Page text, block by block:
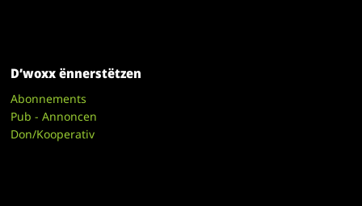
D’woxx ënnerstëtzen
Abonnements
Pub - Annoncen
Don/Kooperativ